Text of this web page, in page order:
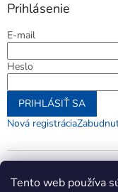
Tento web používa
Prihlásenie
E-mail
Heslo
PRIHLÁSIŤ SA
Nová registrácia